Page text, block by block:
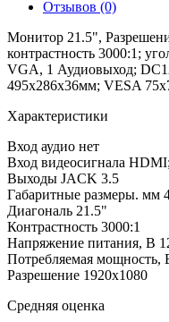
Отзывов (0)
Монитор 21.5",
контрастность 3000:1;
VGA, 1 Аудиовыход;
495х286х36мм; VESA
Характеристики
Вход аудио нет
Вход видеосигнала
Выходы JACK 3.5
Габаритные размеры. мм
Диагональ 21.5"
Контрастность 3000:1
Напряжение питания, В
Потребляемая мощность,
Разрешение 1920х1080
Средняя оценка